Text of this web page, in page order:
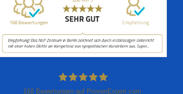
168Bewertungen auf ProvenExpert.com